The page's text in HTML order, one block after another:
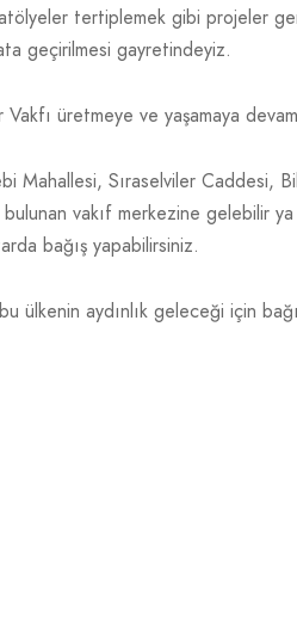
tertiplemek gibi projeler
geçirilmesi gayretindeyiz.
üretmeye ve yaşamaya
Mahallesi, Sıraselviler Caddesi,
vakıf merkezine gelebilir
bağış yapabilirsiniz.
aydınlık geleceği için